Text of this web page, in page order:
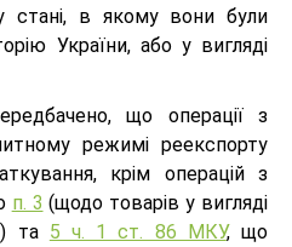
стані, в якому вони були
України, або у вигляді
що операції з
режимі реекспорту
крім операцій з
п. 3 (щодо товарів у вигляді
та 5 ч. 1 ст. 86 МКУ, що